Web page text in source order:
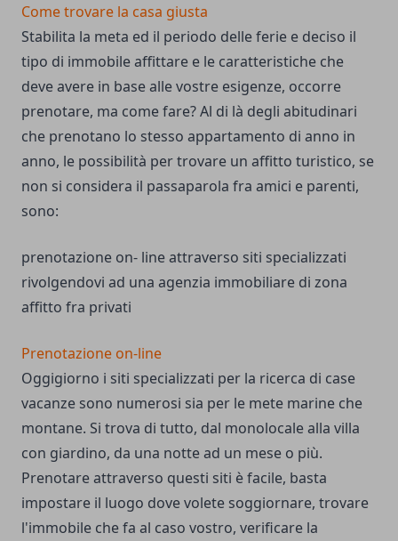
Come trovare la casa giusta
Stabilita la meta ed il periodo delle ferie e deciso il
tipo di immobile affittare e le caratteristiche che
deve avere in base alle vostre esigenze, occorre
prenotare, ma come fare? Al di là degli abitudinari
che prenotano lo stesso appartamento di anno in
anno, le possibilità per trovare un affitto turistico, se
non si considera il passaparola fra amici e parenti,
sono:
prenotazione on- line attraverso siti specializzati
rivolgendovi ad una agenzia immobiliare di zona
affitto fra privati
Prenotazione on-line
Oggigiorno i siti specializzati per la ricerca di case
vacanze sono numerosi sia per le mete marine che
montane. Si trova di tutto, dal monolocale alla villa
con giardino, da una notte ad un mese o più.
Prenotare attraverso questi siti è facile, basta
impostare il luogo dove volete soggiornare, trovare
l'immobile che fa al caso vostro, verificare la